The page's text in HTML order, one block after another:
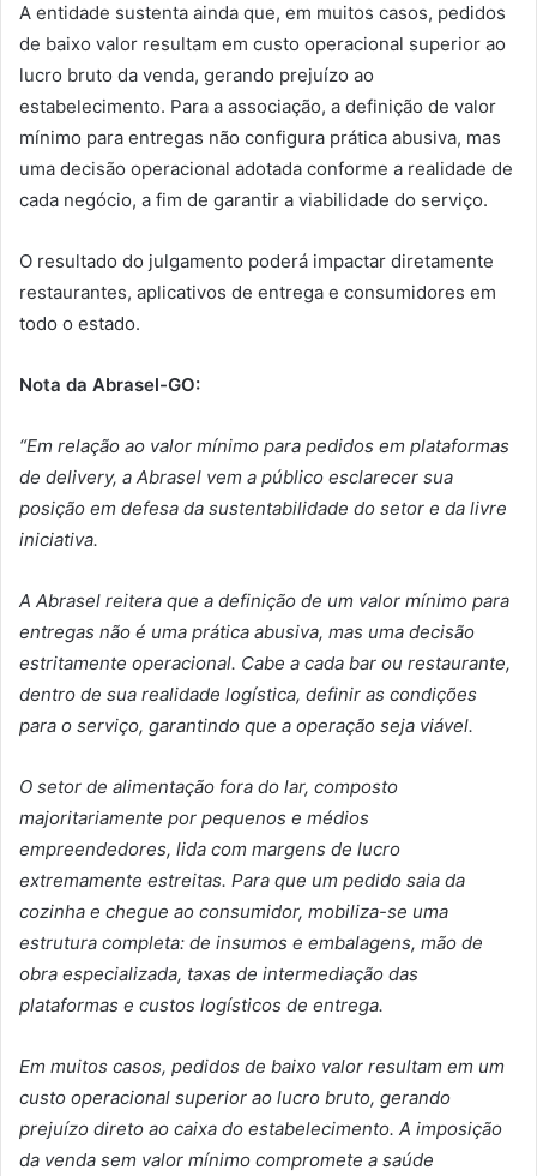
A entidade sustenta ainda que, em muitos casos, pedidos
de baixo valor resultam em custo operacional superior ao
lucro bruto da venda, gerando prejuízo ao
estabelecimento. Para a associação, a definição de valor
mínimo para entregas não configura prática abusiva, mas
uma decisão operacional adotada conforme a realidade de
cada negócio, a fim de garantir a viabilidade do serviço.
O resultado do julgamento poderá impactar diretamente
restaurantes, aplicativos de entrega e consumidores em
todo o estado.
Nota da Abrasel-GO:
“Em relação ao valor mínimo para pedidos em plataformas
de delivery, a Abrasel vem a público esclarecer sua
posição em defesa da sustentabilidade do setor e da livre
iniciativa.
A Abrasel reitera que a definição de um valor mínimo para
entregas não é uma prática abusiva, mas uma decisão
estritamente operacional. Cabe a cada bar ou restaurante,
dentro de sua realidade logística, definir as condições
para o serviço, garantindo que a operação seja viável.
O setor de alimentação fora do lar, composto
majoritariamente por pequenos e médios
empreendedores, lida com margens de lucro
extremamente estreitas. Para que um pedido saia da
cozinha e chegue ao consumidor, mobiliza-se uma
estrutura completa: de insumos e embalagens, mão de
obra especializada, taxas de intermediação das
plataformas e custos logísticos de entrega.
Em muitos casos, pedidos de baixo valor resultam em um
custo operacional superior ao lucro bruto, gerando
prejuízo direto ao caixa do estabelecimento. A imposição
da venda sem valor mínimo compromete a saúde